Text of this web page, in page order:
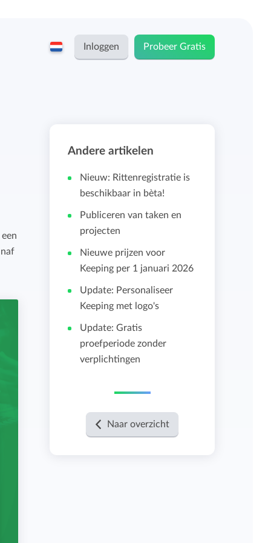
ZZP-ers en zelfstandigen
Stichtingen en non-profit
Persoonlijk urendashboard
Salarisadministratie koppelingen
Importeren en exporteren
Bekijk alle functies
Inloggen Probeer Gratis
Andere artikelen
Nieuw: Rittenregistratie is
beschikbaar in bèta!
Publiceren van taken en
projecten
Nieuwe prijzen voor
Keeping per 1 januari 2026
Update: Personaliseer
Keeping met logo's
Update: Gratis
proefperiode zonder
verplichtingen
Naar overzicht